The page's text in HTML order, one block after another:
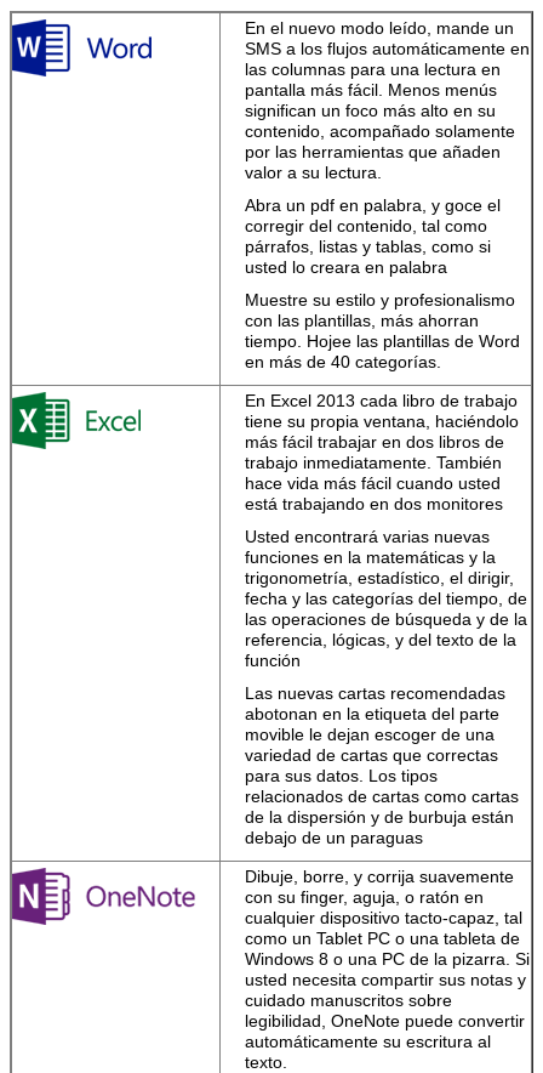
Deja un mensaje
¡Te llamaremos pronto!
PRESENTACIóN
Mantenga a la
familia
organizada.
Utilice el correo
electrónico de la
perspectiva, los
calendarios
compartidos, y
de la tarea-lista
para manejar a
casa y los horario
de trabajo junto.
Comparta
fácilmente los
cuadernos y los
ficheros.
utilice el Web
libre Apps de la
oficina para
verlos y para
corregir.
ideas en los doc.
de grande-
mirada
Comience con
una plantilla,
trabajo con las
herramientas
expertas.
Trabaje la
manera que
usted quiere.
Capture sus
ideas usando el
teclado, la pluma,
o la pantalla
táctil.
Trabaje
fácilmente con
medios.
Imágenes del
arrastrar y soltar,
vídeos, y medios
En el nuevo modo leído, mande un
SMS a los flujos automáticamente en
las columnas para una lectura en
pantalla más fácil. Menos menús
significan un foco más alto en su
contenido, acompañado solamente
por las herramientas que añaden
valor a su lectura.
Abra un pdf en palabra, y goce el
corregir del contenido, tal como
párrafos, listas y tablas, como si
usted lo creara en palabra
Muestre su estilo y profesionalismo
con las plantillas, más ahorran
tiempo. Hojee las plantillas de Word
en más de 40 categorías.
En Excel 2013 cada libro de trabajo
tiene su propia ventana, haciéndolo
más fácil trabajar en dos libros de
trabajo inmediatamente. También
hace vida más fácil cuando usted
está trabajando en dos monitores
Usted encontrará varias nuevas
funciones en la matemáticas y la
trigonometría, estadístico, el dirigir,
fecha y las categorías del tiempo, de
las operaciones de búsqueda y de la
referencia, lógicas, y del texto de la
función
Las nuevas cartas recomendadas
abotonan en la etiqueta del parte
movible le dejan escoger de una
variedad de cartas que correctas
para sus datos. Los tipos
relacionados de cartas como cartas
de la dispersión y de burbuja están
debajo de un paraguas
Dibuje, borre, y corrija suavemente
con su finger, aguja, o ratón en
cualquier dispositivo tacto-capaz, tal
como un Tablet PC o una tableta de
Windows 8 o una PC de la pizarra. Si
usted necesita compartir sus notas y
cuidado manuscritos sobre
legibilidad, OneNote puede convertir
automáticamente su escritura al
texto.